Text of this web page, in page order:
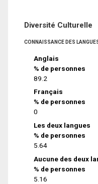
Diversité Culturelle
CONNAISSANCE DES
Anglais
% de personnes
89.2
Français
% de personnes
0
Les deux langues
% de personnes
5.64
Aucune des deux
% de personnes
5.16